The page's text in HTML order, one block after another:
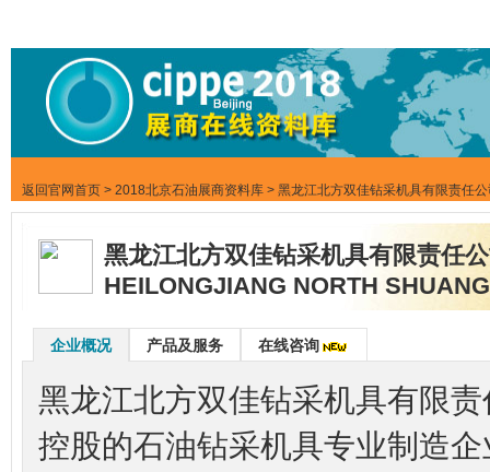
返回官网首页 > 2018北京石油展商资料库 > 黑龙江北方双佳钻采机具有限责任
黑龙江北方双佳钻采机具有限责任
HEILONGJIANG NORTH
企业概况 产品及服务 在线咨询
黑龙江北方双佳钻采机具有限
控股的石油钻采机具专业制造